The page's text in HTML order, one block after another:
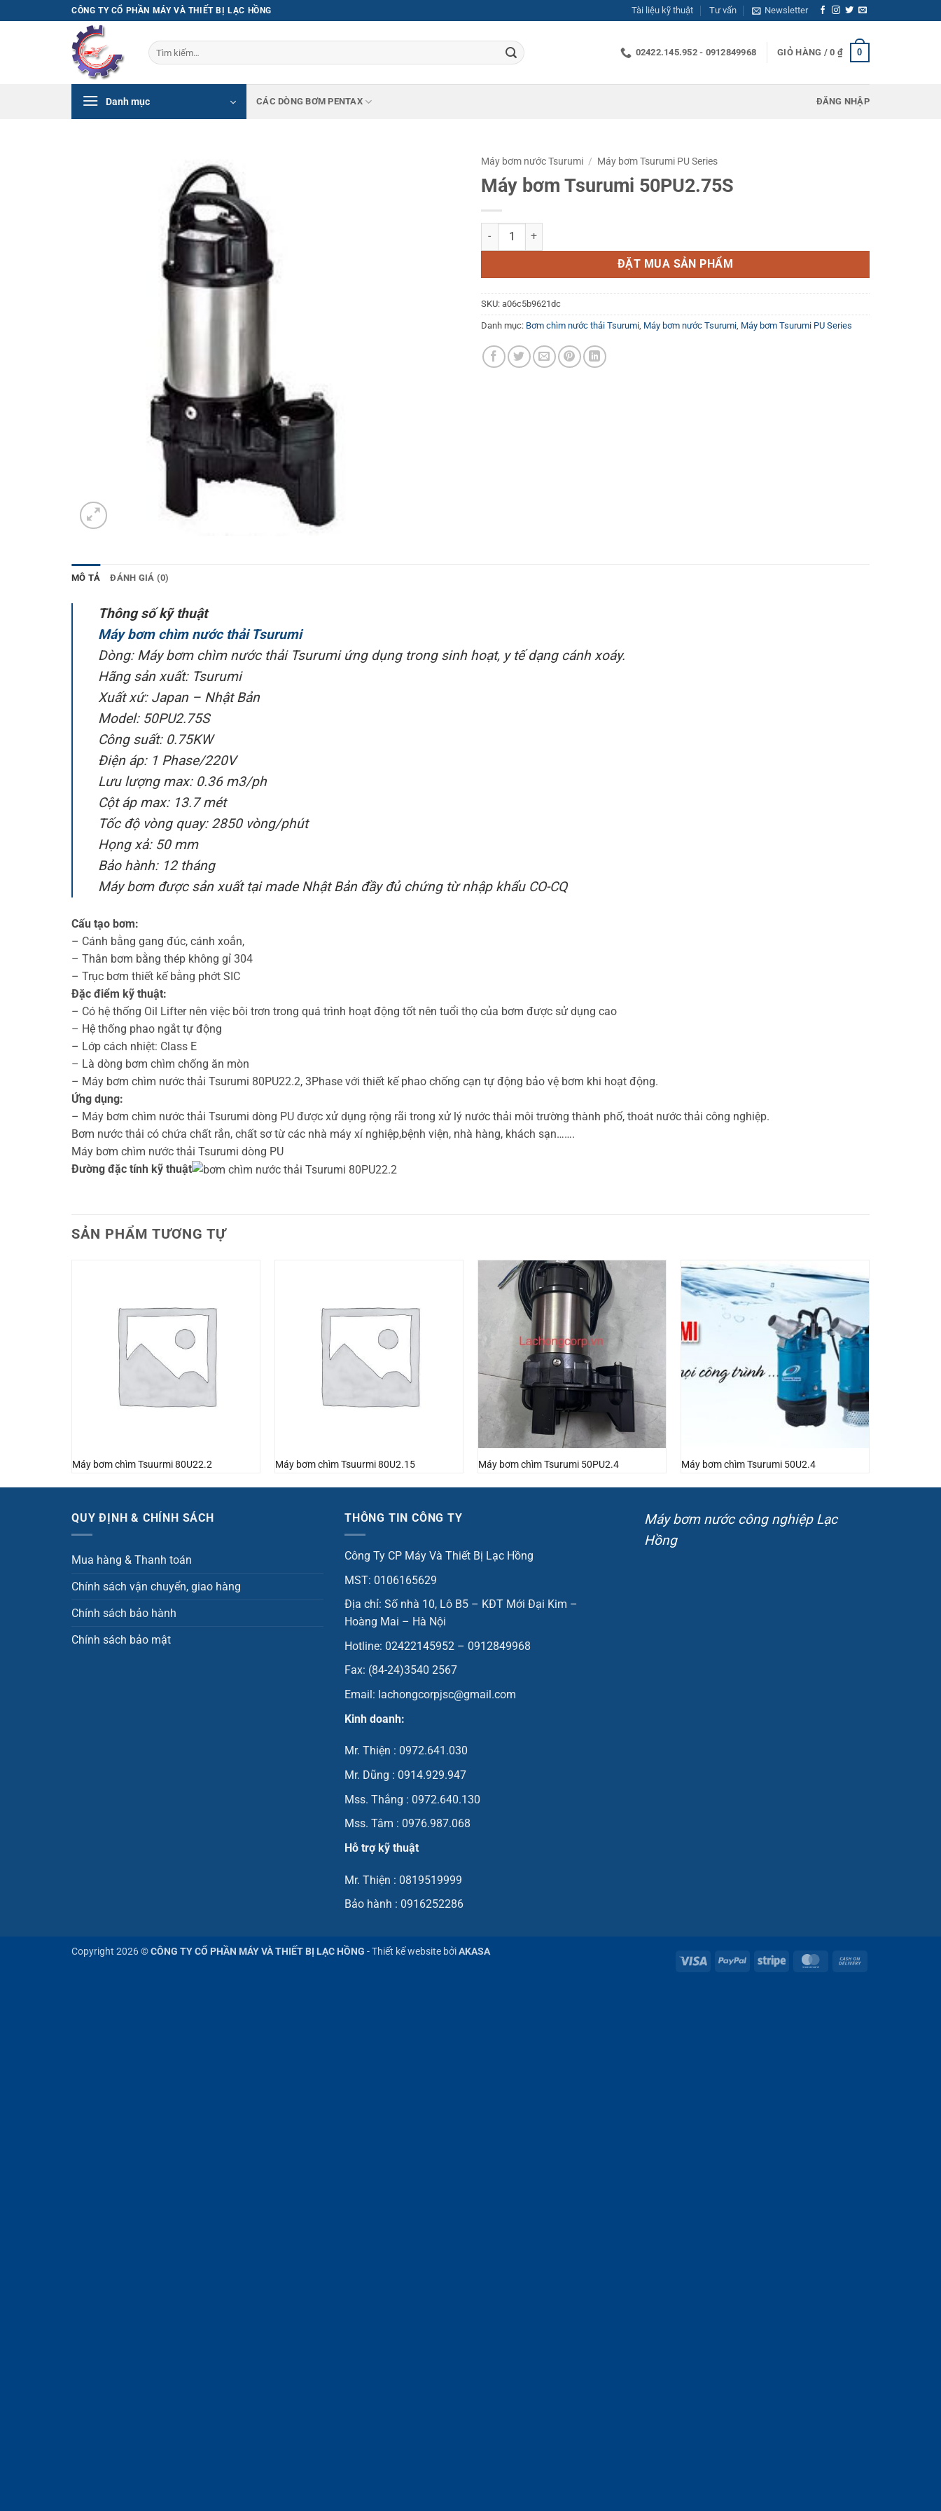
qua
CÔNG TY CỔ PHẦN MÁY VÀ THIẾT BỊ LẠC HỒNG Tài liệu kỹ thuật Tư vấn Newsletter
Tìm
kiếm:
02422.145.952 - 0912849968 GIỎ HÀNG /0 ₫ 0
Danh mục CÁC DÒNG BƠM PENTAX ĐĂNG NHẬP
Máy bơm nước Tsurumi / Máy bơm Tsurumi PU Series
Máy bơm Tsurumi 50PU2.75S
Máy bơm Tsurumi 50PU2.75S số lượng
ĐẶT MUA SẢN PHẨM
SKU: a06c5b9621dc
Danh mục: Bơm chìm nước thải Tsurumi Máy bơm nước Tsurumi Máy bơm Tsurumi PU Series
MÔ TẢ ĐÁNH GIÁ (0)
Thông số kỹ thuật
Máy bơm chìm nước thải Tsurumi
Dòng: Máy bơm chìm nước thải Tsurumi ứng dụng trong sinh hoạt, y tế dạng cánh xoáy.
Hãng sản xuất: Tsurumi
Xuất xứ: Japan – Nhật Bản
Model: 50PU2.75S
Công suất: 0.75KW
Điện áp: 1 Phase/220V
Lưu lượng max: 0.36 m3/ph
Cột áp max: 13.7 mét
Tốc độ vòng quay: 2850 vòng/phút
Họng xả: 50 mm
Bảo hành: 12 tháng
Máy bơm được sản xuất tại made Nhật Bản đầy đủ chứng từ nhập khẩu CO-CQ
Cấu tạo bơm:
– Cánh bằng gang đúc, cánh xoắn,
– Thân bơm bằng thép không gỉ 304
– Trục bơm thiết kế bằng phớt SIC
Đặc điểm kỹ thuật:
– Có hệ thống Oil Lifter nên việc bôi trơn trong quá trình hoạt động tốt nên tuổi thọ của bơm được sử dụng cao
– Hệ thống phao ngắt tự động
– Lớp cách nhiệt: Class E
– Là dòng bơm chìm chống ăn mòn
– Máy bơm chìm nước thải Tsurumi 80PU22.2, 3Phase với thiết kế phao chống cạn tự động bảo vệ bơm khi hoạt động.
Ứng dụng:
– Máy bơm chìm nước thải Tsurumi dòng PU được xử dụng rộng rãi trong xử lý nước thải môi trường thành phố, thoát nước thải công nghiệp.
Bơm nước thải có chứa chất rắn, chất sơ từ các nhà máy xí nghiệp,bệnh viện, nhà hàng, khách sạn…….
Máy bơm chìm nước thải Tsurumi dòng PU
Đường đặc tính kỹ thuật
SẢN PHẨM TƯƠNG TỰ
Máy bơm chìm Tsuurmi 80U22.2 Máy bơm chìm Tsuurmi 80U2.15 Máy bơm chìm Tsurumi 50PU2.4 Máy bơm chìm Tsurumi 50U2.4
QUY ĐỊNH & CHÍNH SÁCH
Mua hàng & Thanh toán
Chính sách vận chuyển, giao hàng
Chính sách bảo hành
Chính sách bảo mật
THÔNG TIN CÔNG TY
Công Ty CP Máy Và Thiết Bị Lạc Hồng
MST: 0106165629
Địa chỉ: Số nhà 10, Lô B5 – KĐT Mới Đại Kim –
Hoàng Mai – Hà Nội
Hotline: 02422145952 – 0912849968
Fax: (84-24)3540 2567
Email: lachongcorpjsc@gmail.com
Kinh doanh:
Mr. Thiện : 0972.641.030
Mr. Dũng : 0914.929.947
Mss. Thắng : 0972.640.130
Mss. Tâm : 0976.987.068
Hỗ trợ kỹ thuật
Mr. Thiện : 0819519999
Bảo hành : 0916252286
Máy bơm nước công nghiệp Lạc
Hồng
Visa PayPal Stripe MasterCard
Copyright 2026 ©CÔNG TY CỔ PHẦN MÁY VÀ THIẾT BỊ LẠC HỒNG - Thiết kế website bởiAKASA